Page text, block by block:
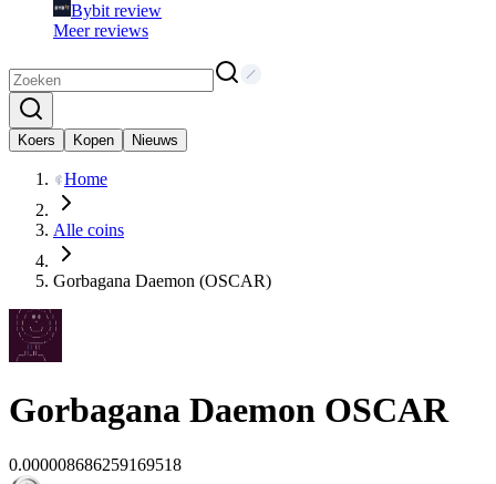
Bybit review
Meer reviews
Koers Kopen Nieuws
Home
Alle coins
Gorbagana Daemon (OSCAR)
Gorbagana Daemon OSCAR
0.000008686259169518